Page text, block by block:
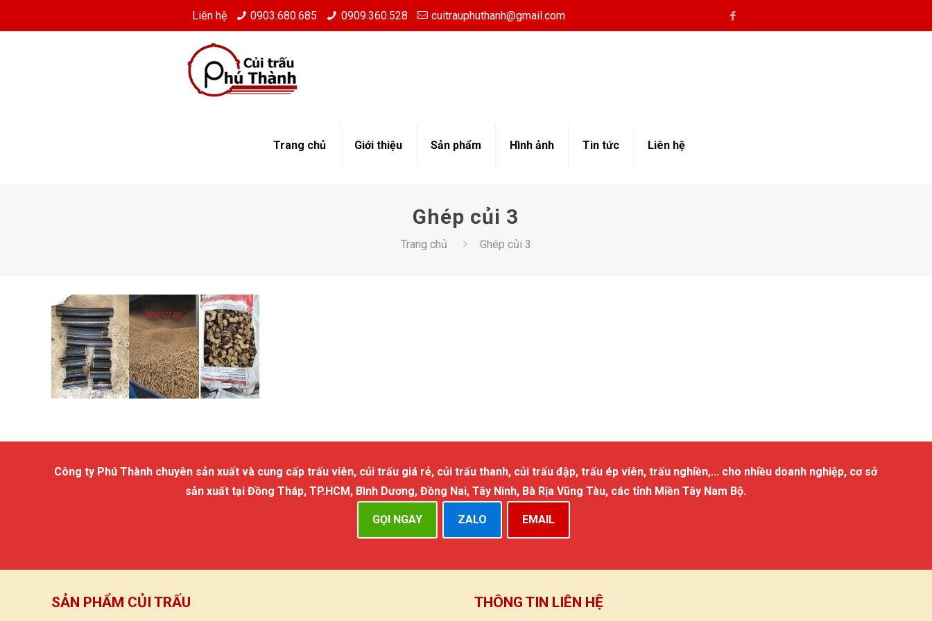
Liên hệ 0903.680.685 0909.360.528 cuitrauphuthanh@gmail.com
Trang chủ Giới thiệu Sản phẩm Hình ảnh Tin tức Liên hệ
Ghép củi 3
Trang chủ Ghép củi 3
Công ty Phú Thành chuyên sản xuất và cung cấp trấu viên, củi trấu giá rẻ, củi trấu thanh, củi trấu đập, trấu ép viên, trấu nghiền,... cho nhiều doanh nghiệp, cơ sở
sản xuất tại Đồng Tháp, TP.HCM, Bình Dương, Đồng Nai, Tây Ninh, Bà Rịa Vũng Tàu, các tỉnh Miền Tây Nam Bộ.
GỌI NGAY ZALO EMAIL
SẢN PHẨM CỦI TRẤU THÔNG TIN LIÊN HỆ